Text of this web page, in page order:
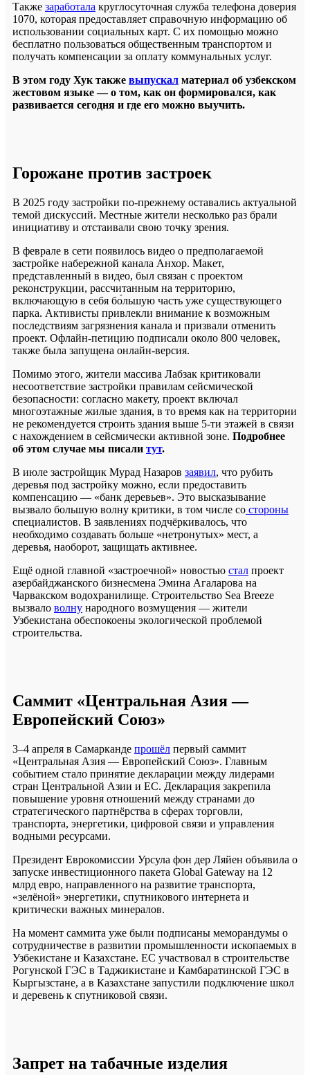
Также заработала круглосуточная служба телефона доверия
1070, которая предоставляет справочную информацию об
использовании социальных карт. С их помощью можно
бесплатно пользоваться общественным транспортом и
получать компенсации за оплату коммунальных услуг.
В этом году Хук также выпускал материал об узбекском
жестовом языке — о том, как он формировался, как
развивается сегодня и где его можно выучить.
Горожане против застроек
В 2025 году застройки по-прежнему оставались актуальной
темой дискуссий. Местные жители несколько раз брали
инициативу и отстаивали свою точку зрения.
В феврале в сети появилось видео о предполагаемой
застройке набережной канала Анхор. Макет,
представленный в видео, был связан с проектом
реконструкции, рассчитанным на территорию,
включающую в себя бо́льшую часть уже существующего
парка. Активисты привлекли внимание к возможным
последствиям загрязнения канала и призвали отменить
проект. Офлайн-петицию подписали около 800 человек,
также была запущена онлайн-версия.
Помимо этого, жители массива Лабзак критиковали
несоответствие застройки правилам сейсмической
безопасности: согласно макету, проект включал
многоэтажные жилые здания, в то время как на территории
не рекомендуется строить здания выше 5-ти этажей в связи
с нахождением в сейсмически активной зоне. Подробнее
об этом случае мы писали тут.
В июле застройщик Мурад Назаров заявил, что рубить
деревья под застройку можно, если предоставить
компенсацию — «банк деревьев». Это высказывание
вызвало большую волну критики, в том числе со стороны
специалистов. В заявлениях подчёркивалось, что
необходимо создавать больше «нетронутых» мест, а
деревья, наоборот, защищать активнее.
Ещё одной главной «застроечной» новостью стал проект
азербайджанского бизнесмена Эмина Агаларова на
Чарвакском водохранилище. Строительство Sea Breeze
вызвало волну народного возмущения — жители
Узбекистана обеспокоены экологической проблемой
строительства.
Саммит «Центральная Азия —
Европейский Союз»
3–4 апреля в Самарканде прошёл первый саммит
«Центральная Азия — Европейский Союз». Главным
событием стало принятие декларации между лидерами
стран Центральной Азии и ЕС. Декларация закрепила
повышение уровня отношений между странами до
стратегического партнёрства в сферах торговли,
транспорта, энергетики, цифровой связи и управления
водными ресурсами.
Президент Еврокомиссии Урсула фон дер Ляйен объявила о
запуске инвестиционного пакета Global Gateway на 12
млрд евро, направленного на развитие транспорта,
«зелёной» энергетики, спутникового интернета и
критически важных минералов.
На момент саммита уже были подписаны меморандумы о
сотрудничестве в развитии промышленности ископаемых в
Узбекистане и Казахстане. ЕС участвовал в строительстве
Рогунской ГЭС в Таджикистане и Камбаратинской ГЭС в
Кыргызстане, а в Казахстане запустили подключение школ
и деревень к спутниковой связи.
Запрет на табачные изделия